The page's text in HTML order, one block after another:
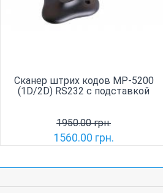
Сканер штрих кодов MP-5200
(1D/2D) RS232 с подставкой
1950.00 грн.
1560.00 грн.